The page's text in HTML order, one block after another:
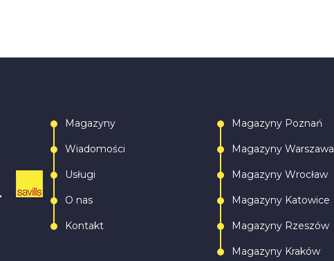
Magazyny
Wiadomości
Usługi
O nas
Kontakt
Magazyny Poznań
Magazyny Warszawa
Magazyny Wrocław
Magazyny Katowice
Magazyny Rzeszów
Magazyny Kraków